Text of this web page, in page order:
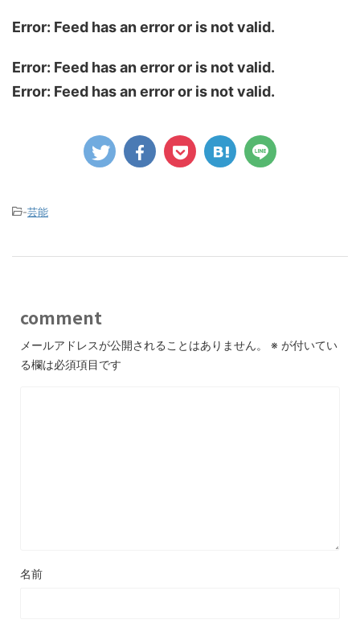
Error: Feed has an error or is not valid.
Error: Feed has an error or is not valid.
Error: Feed has an error or is not valid.
-芸能
comment
メールアドレスが公開されることはありません。 ※ が付いてい
る欄は必須項目です
名前